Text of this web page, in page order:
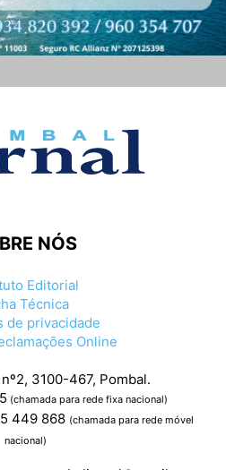
NÓS
Editorial
Técnica
de privacidade
Online
3100-467, Pombal.
(chamada para rede fixa nacional)
449 868 (chamada para rede móvel
nacional)